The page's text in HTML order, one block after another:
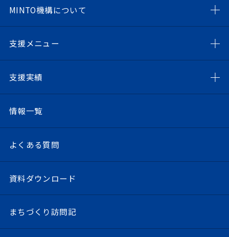
MINTO機構について
支援メニュー
支援実績
情報一覧
よくある質問
資料ダウンロード
まちづくり訪問記